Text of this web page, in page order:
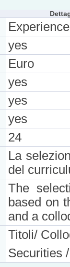
yes
Euro
yes
yes
yes
24
La
del
The
based on
and a
Titoli/
Securities